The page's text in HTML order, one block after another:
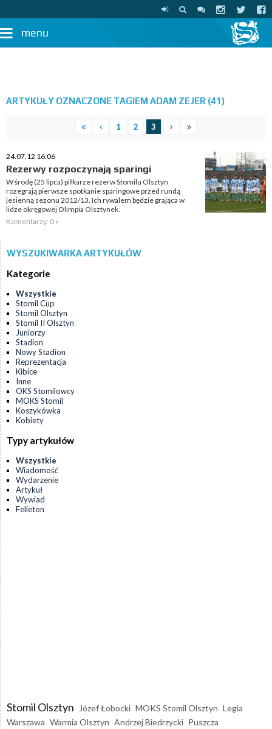
menu
ARTYKUŁY OZNACZONE TAGIEM ADAM ZEJER (41)
1 2 3
24.07.12 16:06
Rezerwy rozpoczynają sparingi
W środę (25 lipca) piłkarze rezerw Stomilu Olsztyn
rozegrają pierwsze spotkanie sparingowe przed rundą
jesienną sezonu 2012/13. Ich rywalem będzie grająca w
lidze okręgowej Olimpia Olsztynek.
Komentarzy: 0 »
WYSZUKIWARKA ARTYKUŁÓW
Kategorie
Wszystkie
Stomil Cup
Stomil Olsztyn
Stomil II Olsztyn
Juniorzy
Stadion
Nowy Stadion
Reprezentacja
Kibice
Inne
OKS Stomilowcy
MOKS Stomil
Koszykówka
Kobiety
Typy artykułów
Wszystkie
Wiadomość
Wydarzenie
Artykuł
Wywiad
Felieton
Stomil Olsztyn Józef Łobocki MOKS Stomil Olsztyn Legia
Warszawa Warmia Olsztyn Andrzej Biedrzycki Puszcza